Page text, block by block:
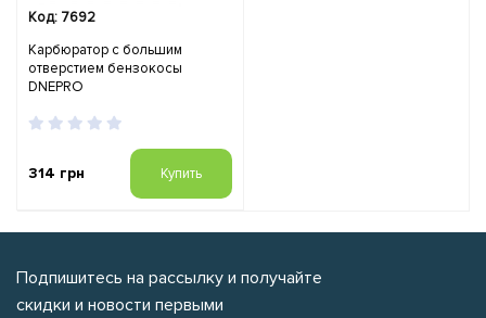
Код: 7692
Карбюратор с большим
отверстием бензокосы
DNEPRO
314 грн Купить
Подпишитесь на рассылку и получайте
скидки и новости первыми